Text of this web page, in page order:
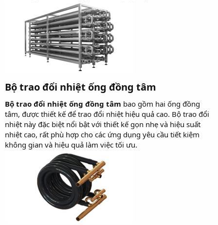
Bộ trao đổi nhiệt ống đồng tâm
Bộ trao đổi nhiệt ống đồng tâm bao gồm hai ống đồng
tâm, được thiết kế để trao đổi nhiệt hiệu quả cao. Bộ trao đổi
nhiệt này đặc biệt nổi bật với thiết kế gọn nhẹ và hiệu suất
nhiệt cao, rất phù hợp cho các ứng dụng yêu cầu tiết kiệm
không gian và hiệu quả làm việc tối ưu.